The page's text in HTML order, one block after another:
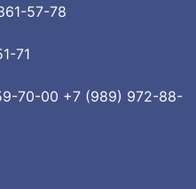
57-78
71
70-00 +7 (989) 972-88-